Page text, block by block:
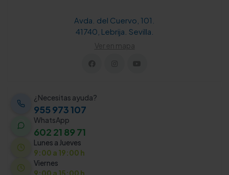
Avda. del Cuervo, 101.
41740, Lebrija. Sevilla.
Ver en mapa
¿Necesitas ayuda?
955 973 107
WhatsApp
602 21 89 71
Lunes a Jueves
9:00 a 19:00 h
Viernes
9:00 a 15:00 h